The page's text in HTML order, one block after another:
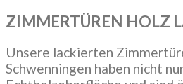
ZIMMERTÜREN HOLZ
Unsere lackierten
Schwenningen haben nicht